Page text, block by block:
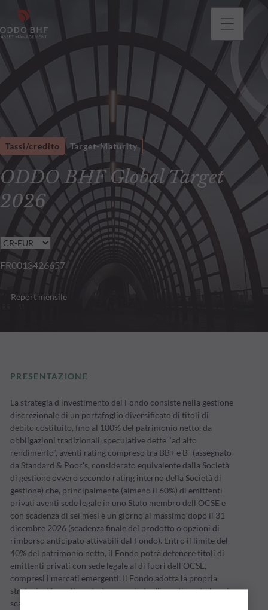
ODDO BHF Global Target
2026
Tassi/credito Target-Maturity
FR0013426657
Report mensile
PRESENTAZIONE
La strategia d'investimento del Fondo consiste nella gestione
discrezionale di un portafoglio diversificato di titoli di
debito costituito, fino al 100% del patrimonio netto, da
obbligazioni tradizionali, speculative dette "ad alto
rendimento", aventi rating compreso tra BB+ e B- (assegnato
da Standard & Poor's, considerato equivalente dalla Società
di gestione ovvero secondo rating interno della Società di
gestione) che, principalmente (almeno il 60%) di emittenti
privati aventi sede legale in uno Stato membro dell'OCSE e
con scadenza di sei mesi e un giorno al massimo dopo il 31
dicembre 2026 (scadenza finale del prodotto o opzioni di
rimborso anticipato attivabili dal Fondo). Entro il limite del
40% del patrimonio netto, il Fondo potrà detenere titoli di
emittenti privati con sede legale al di fuori dell'OCSE,
compresi i mercati emergenti. Il Fondo adotta la propria
strategia d'investimento in un periodo d'investimento la cui
scadenza è fissata dalla Società di gestione (inizialmente, il